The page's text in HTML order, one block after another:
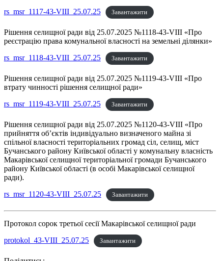
rs_msr_1117-43-VIII_25.07.25
Завантажити
Рішення селищної ради від 25.07.2025 №1118-43-VIII «Про
реєстрацію права комунальної власності на земельні ділянки»
rs_msr_1118-43-VIII_25.07.25
Завантажити
Рішення селищної ради від 25.07.2025 №1119-43-VIII «Про
втрату чинності рішення селищної ради»
rs_msr_1119-43-VIII_25.07.25
Завантажити
Рішення селищної ради від 25.07.2025 №1120-43-VIII «Про
прийняття об’єктів індивідуально визначеного майна зі
спільної власності територіальних громад сіл, селищ, міст
Бучанського району Київської області у комунальну власність
Макарівської селищної територіальної громади Бучанського
району Київської області (в особі Макарівської селищної
ради).
rs_msr_1120-43-VIII_25.07.25
Завантажити
Протокол сорок третьої сесії Макарівської селищної ради
protokol_43-VIII_25.07.25
Завантажити